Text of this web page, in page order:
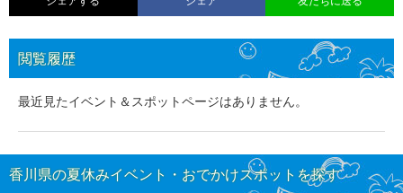
閲覧履歴
最近見たイベント＆スポットページはありません。
香川県の夏休みイベント・おでかけスポットを探す